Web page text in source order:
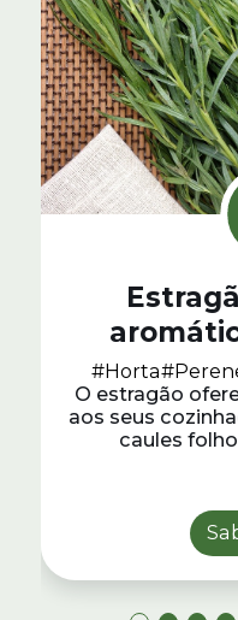
#Horta
O estragão
aos seus
caules